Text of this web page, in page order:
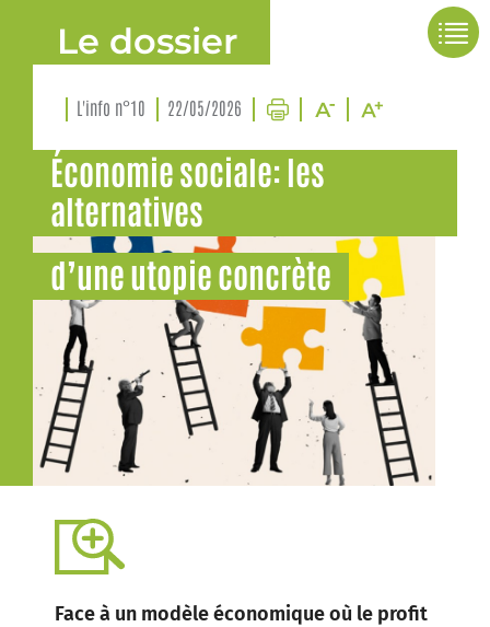
Le dossier
L'info n°10 22/05/2026
Économie sociale: les
alternatives
d’une utopie concrète
Face à un modèle économique où le profit